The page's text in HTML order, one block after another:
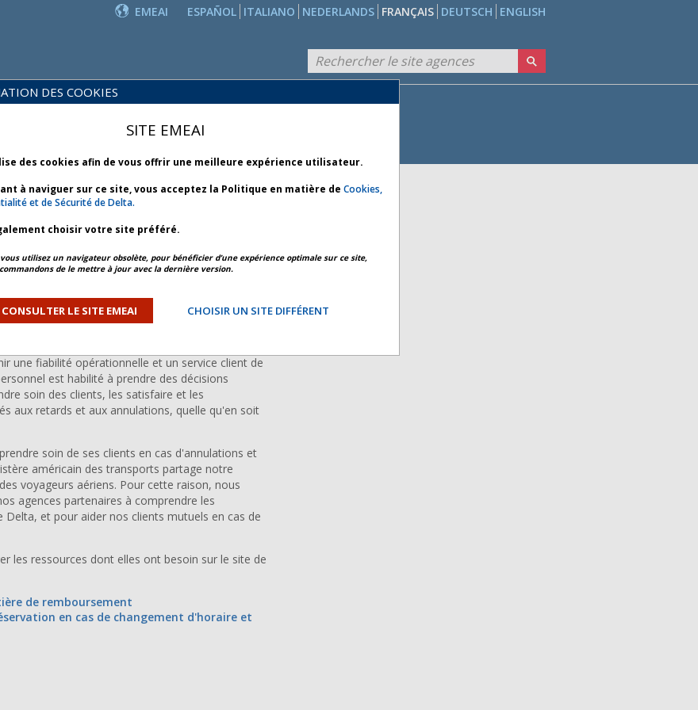
ENGLISH
DEUTSCH
FRANÇAIS
NEDERLANDS
ITALIANO
ESPAÑOL
EMEAI
PRODUITS
ET
aux nouvelles
du DOT
satisfaire ses clients en cas de retard ou
une fiabilité opérationnelle et un service client de
est habilité à prendre des décisions
soin des clients, les satisfaire et les
aux retards et aux annulations, quelle qu'en soit
soin de ses clients en cas d'annulations et
américain des transports partage notre
voyageurs aériens. Pour cette raison, nous
agences partenaires à comprendre les
et pour aider nos clients mutuels en cas de
les ressources dont elles ont besoin sur le site de
de remboursement
en cas de changement d'horaire et
DES COOKIES
SITE EMEAI
des cookies afin de vous offrir une meilleure expérience utilisateur.
à naviguer sur ce site, vous acceptez la Politique en matière de Cookies,
et de Sécurité de Delta.
choisir votre site préféré.
utilisez un navigateur obsolète, pour bénéficier d’une expérience optimale sur ce site,
de le mettre à jour avec la dernière version.
CONSULTER LE SITE EMEAI CHOISIR UN SITE DIFFÉRENT